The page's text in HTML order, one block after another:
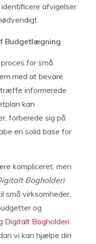
afvigelser
Budgetlægning
for små
med at bevare
informerede
kan
forberede sig på
en solid base for
kompliceret, men
Bogholderi
virksomheder,
og
Digitalt Bogholderi
vi kan hjælpe din